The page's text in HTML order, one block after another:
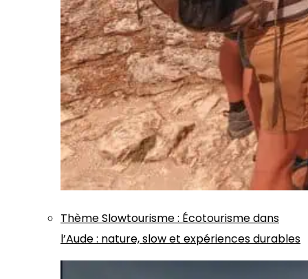
ThèmeSlowtourisme: Écotourisme dans
l’Aude : nature, slow et expériences durables